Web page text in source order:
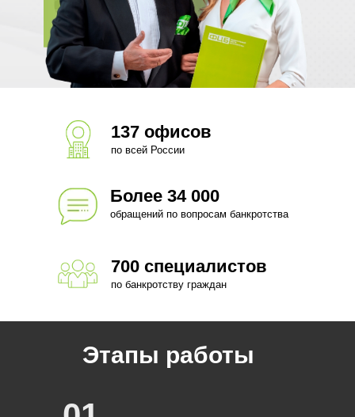
обращений по вопросам банкротства
Более 34 000
по банкротству граждан
700 специалистов
по всей России
137 офисов
Этапы работы